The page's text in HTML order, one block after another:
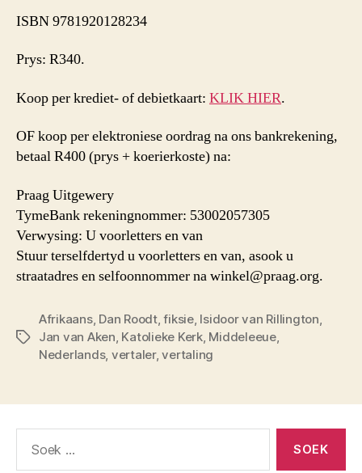
ISBN 9781920128234
Prys: R340.
Koop per krediet- of debietkaart: KLIK HIER.
OF koop per elektroniese oordrag na ons bankrekening,
betaal R400 (prys + koerierkoste) na:
Praag Uitgewery
TymeBank rekeningnommer: 53002057305
Verwysing: U voorletters en van
Stuur terselfdertyd u voorletters en van, asook u
straatadres en selfoonnommer na winkel@praag.org.
Sleutelwoorde
Afrikaans, Dan Roodt,fiksie, Isidoor van Rillington
Jan van Aken Katolieke Kerk, Middeleeue,
Nederlands, vertaler,vertaling